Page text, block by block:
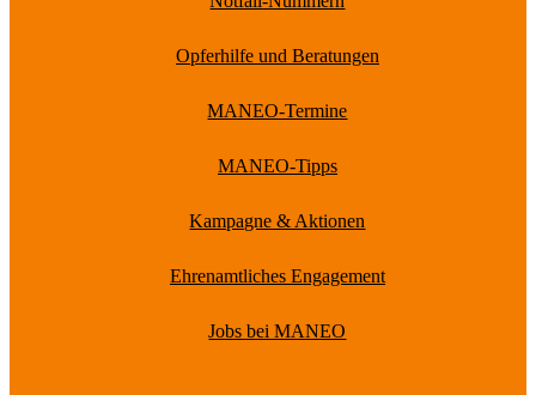
Opferhilfe und Beratungen
MANEO-Termine
MANEO-Tipps
Kampagne & Aktionen
Ehrenamtliches Engagement
Jobs bei MANEO